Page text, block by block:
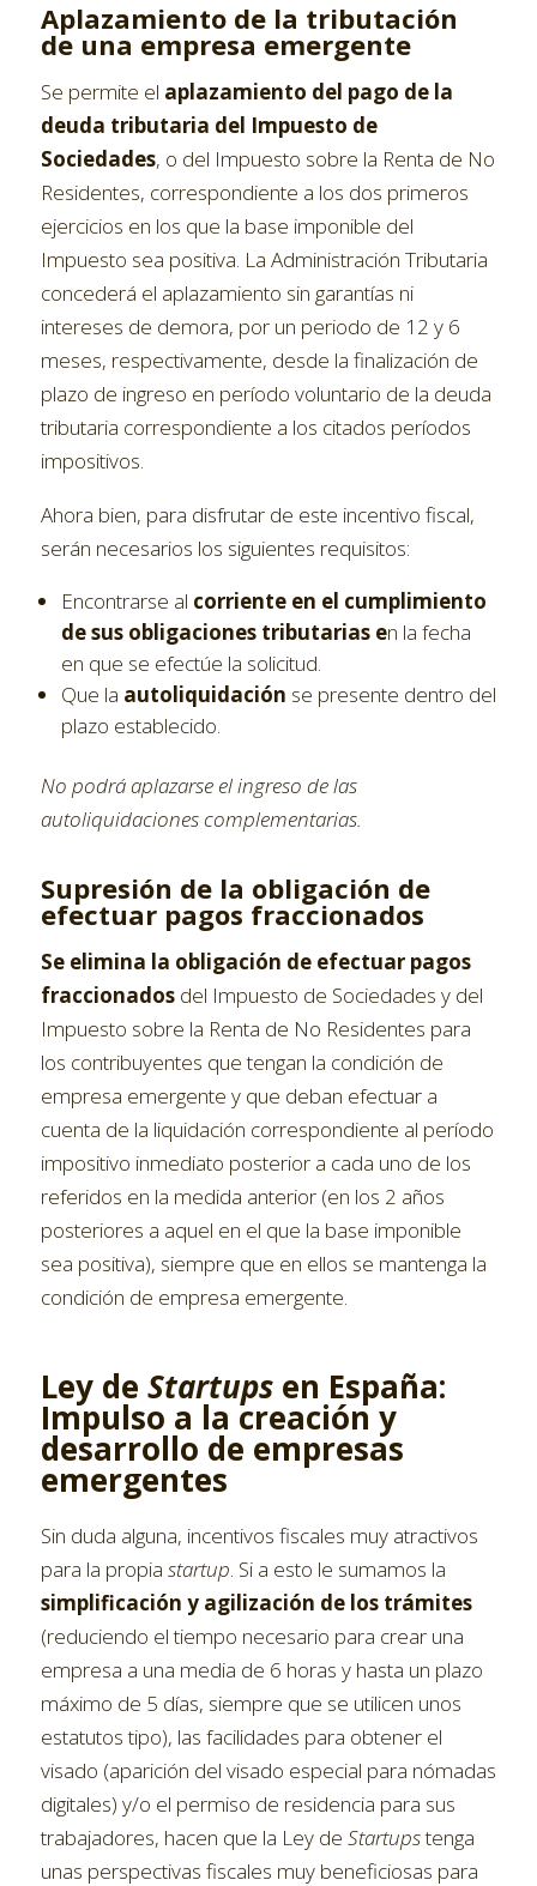
Aplazamiento de la tributación
de una empresa emergente
Se permite el aplazamiento del pago de la
deuda tributaria del Impuesto de
Sociedades, o del Impuesto sobre la Renta de No
Residentes, correspondiente a los dos primeros
ejercicios en los que la base imponible del
Impuesto sea positiva. La Administración Tributaria
concederá el aplazamiento sin garantías ni
intereses de demora, por un periodo de 12 y 6
meses, respectivamente, desde la finalización de
plazo de ingreso en período voluntario de la deuda
tributaria correspondiente a los citados períodos
impositivos.
Ahora bien, para disfrutar de este incentivo fiscal,
serán necesarios los siguientes requisitos:
Encontrarse al corriente en el cumplimiento
de sus obligaciones tributarias en la fecha
en que se efectúe la solicitud.
Que la autoliquidación se presente dentro del
plazo establecido.
No podrá aplazarse el ingreso de las
autoliquidaciones complementarias.
Supresión de la obligación de
efectuar pagos fraccionados
Se elimina la obligación de efectuar pagos
fraccionados del Impuesto de Sociedades y del
Impuesto sobre la Renta de No Residentes para
los contribuyentes que tengan la condición de
empresa emergente y que deban efectuar a
cuenta de la liquidación correspondiente al período
impositivo inmediato posterior a cada uno de los
referidos en la medida anterior (en los 2 años
posteriores a aquel en el que la base imponible
sea positiva), siempre que en ellos se mantenga la
condición de empresa emergente.
Ley de Startupsen España:
Impulso a la creación y
desarrollo de empresas
emergentes
Sin duda alguna, incentivos fiscales muy atractivos
para la propia startup. Si a esto le sumamos la
simplificación y agilización de los trámites
(reduciendo el tiempo necesario para crear una
empresa a una media de 6 horas y hasta un plazo
máximo de 5 días, siempre que se utilicen unos
estatutos tipo), las facilidades para obtener el
visado (aparición del visado especial para nómadas
digitales) y/o el permiso de residencia para sus
trabajadores, hacen que la Ley de Startupstenga
unas perspectivas fiscales muy beneficiosas para